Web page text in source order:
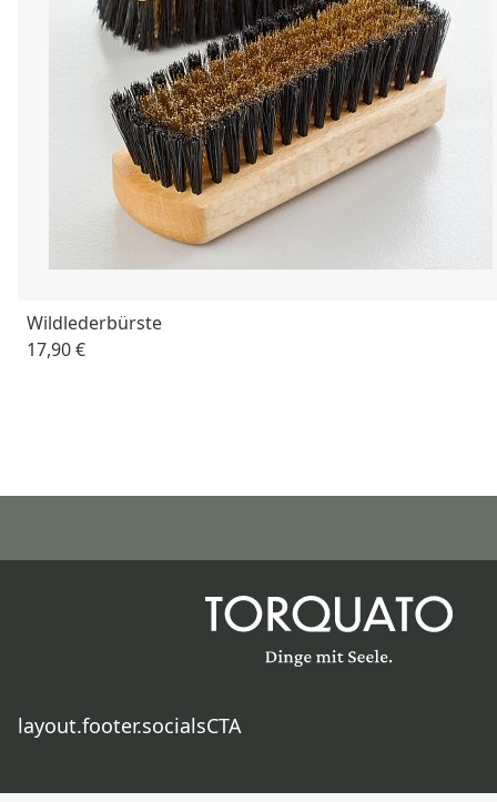
Wildlederbürste
17,90 €
layout.footer.socialsCTA